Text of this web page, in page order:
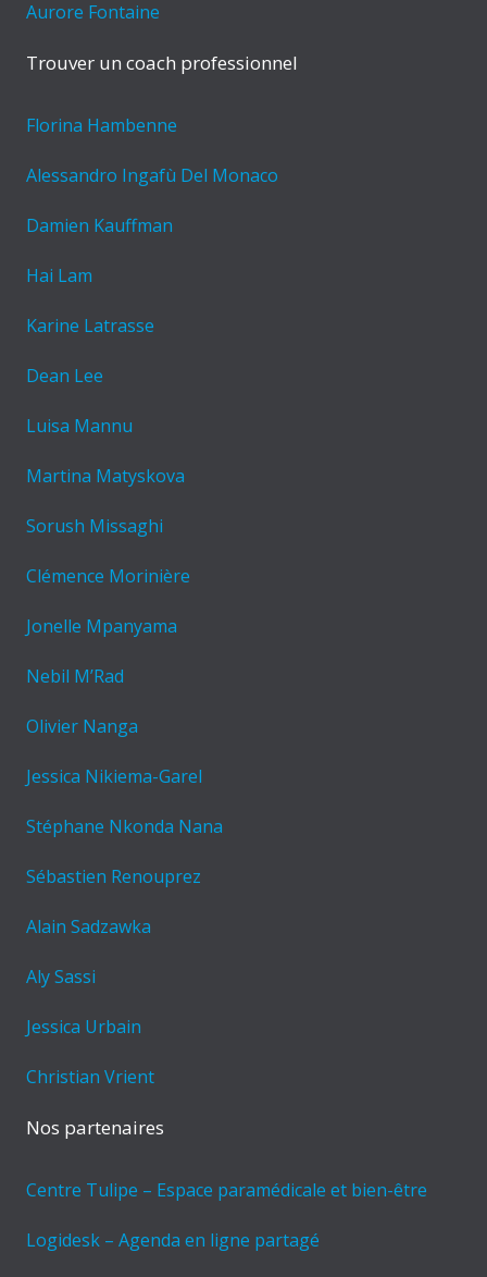
Aurore Fontaine
Trouver un coach professionnel
Florina Hambenne
Alessandro Ingafù Del Monaco
Damien Kauffman
Hai Lam
Karine Latrasse
Dean Lee
Luisa Mannu
Martina Matyskova
Sorush Missaghi
Clémence Morinière
Jonelle Mpanyama
Nebil M’Rad
Olivier Nanga
Jessica Nikiema-Garel
Stéphane Nkonda Nana
Sébastien Renouprez
Alain Sadzawka
Aly Sassi
Jessica Urbain
Christian Vrient
Nos partenaires
Centre Tulipe – Espace paramédicale et bien-être
Logidesk – Agenda en ligne partagé